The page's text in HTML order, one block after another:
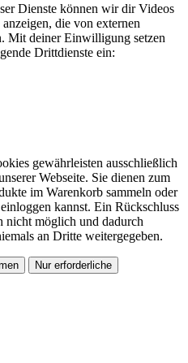
Dienste können wir dir Videos
die von externen
Mit deiner Einwilligung setzen
Drittdienste ein:
gewährleisten ausschließlich
Webseite. Sie dienen zum
im Warenkorb sammeln oder
kannst. Ein Rückschluss
nicht möglich und dadurch
an Dritte weitergegeben.
Nur erforderliche